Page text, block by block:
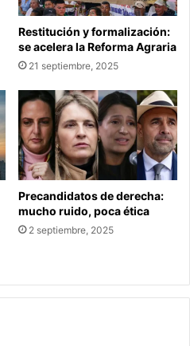
Restitución y formalización:
se acelera la Reforma Agraria
21 septiembre, 2025
Precandidatos de derecha:
mucho ruido, poca ética
2 septiembre, 2025